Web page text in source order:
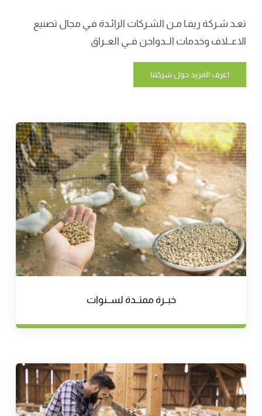
تعـد شـركة ریفـا مـن الشـركات الرائـدة فـي مجال تصنيع
الاعــلاف وخدمات الــدواجن فــي العــراق
اعرف المزيد حول شركتنا
خبــرة ممتــدة لســنوات